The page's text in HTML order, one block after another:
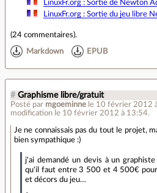
LinuxFr.org : Sortie de Newton
LinuxFr.org : Sortie du jeu libre
(24 commentaires).
Markdown EPUB
# Graphisme libre/gratuit
Posté par mgoeminne le 10 février 2012
modification le 10 février 2012 à 13:54.
Je ne connaissais pas du tout le projet,
bien sympathique :)
j'ai demandé un devis à un
qu'il faut entre 3 500 et 4 500€
et décors du jeu…